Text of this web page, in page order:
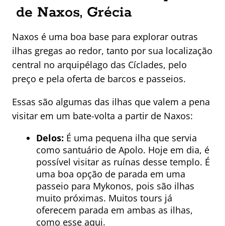
de Naxos, Grécia
Naxos é uma boa base para explorar outras
ilhas gregas ao redor, tanto por sua localização
central no arquipélago das Cíclades, pelo
preço e pela oferta de barcos e passeios.
Essas são algumas das ilhas que valem a pena
visitar em um bate-volta a partir de Naxos:
Delos: É uma pequena ilha que servia
como santuário de Apolo. Hoje em dia, é
possível visitar as ruínas desse templo. É
uma boa opção de parada em uma
passeio para Mykonos, pois são ilhas
muito próximas. Muitos tours já
oferecem parada em ambas as ilhas,
como esse aqui.